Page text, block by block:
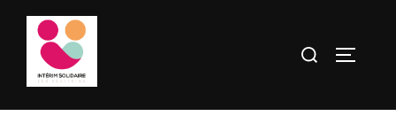
principal
Aller
contenu
Rechercher :